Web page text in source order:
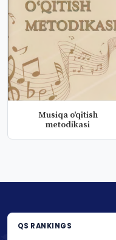
Musiqa o'qitish
metodikasi
QS RANKINGS